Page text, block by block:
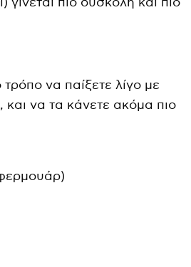
να παίξετε λίγο με
να τα κάνετε ακόμα πιο